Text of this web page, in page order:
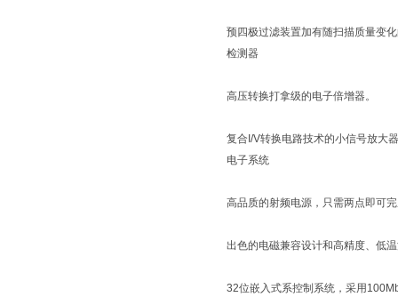
预四极过滤装置加有随扫描质量变
检测器
高压转换打拿级的电子倍增器。
复合I/V转换电路技术的小信号放大
电子系统
高品质的射频电源，只需两点即可
出色的电磁兼容设计和高精度、低
32位嵌入式系控制系统，采用